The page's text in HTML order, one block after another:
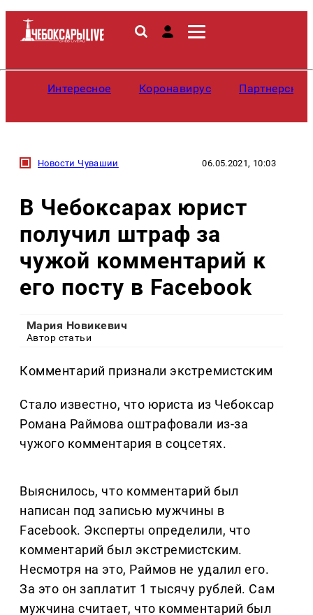
Интересное Коронавирус
Новости Чувашии 06.05.2021, 10:03
В Чебоксарах юрист
получил штраф за
чужой комментарий к
его посту в Facebook
Мария Новикевич
Автор статьи
Комментарий признали экстремистским
Стало известно, что юриста из Чебоксар
Романа Раймова оштрафовали из-за
чужого комментария в соцсетях.
Выяснилось, что комментарий был
написан под записью мужчины в
Facebook. Эксперты определили, что
комментарий был экстремистским.
Несмотря на это, Раймов не удалил его.
За это он заплатит 1 тысячу рублей. Сам
мужчина считает, что комментарий был